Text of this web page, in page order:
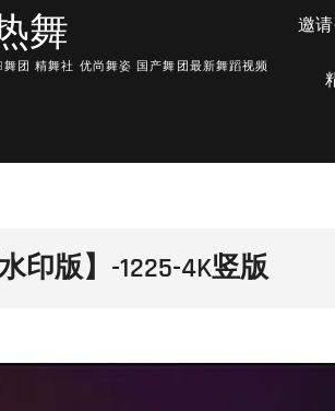
舞
舞团 精舞社 优尚舞姿 国产舞团最新舞蹈视频
邀
印版】-1225-4K竖版